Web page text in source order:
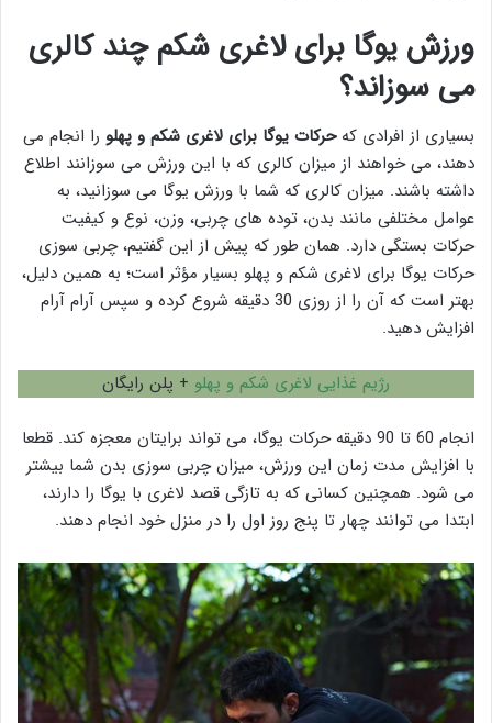
ورزش یوگا برای لاغری شکم چند کالری
می سوزاند؟
بسیاری از افرادی کهحرکات یوگا برای لاغری شکم و پهلو را انجام می
دهند، می خواهند از میزان کالری که با این ورزش می سوزانند اطلاع
داشته باشند. میزان کالری که شما با ورزش یوگا می سوزانید، به
عوامل مختلفی مانند بدن، توده های چربی، وزن، نوع و کیفیت
حرکات بستگی دارد. همان طور که پیش از این گفتیم، چربی سوزی
حرکات یوگا برای لاغری شکم و پهلو بسیار مؤثر است؛ به همین دلیل،
بهتر است که آن را از روزی 30 دقیقه شروع کرده و سپس آرام آرام
افزایش دهید.
رژیم غذایی لاغری شکم و پهلو + پلن رایگان
انجام 60 تا 90 دقیقه حرکات یوگا، می تواند برایتان معجزه کند. قطعا
با افزایش مدت زمان این ورزش، میزان چربی سوزی بدن شما بیشتر
می شود. همچنین کسانی که به تازگی قصد لاغری با یوگا را دارند،
ابتدا می توانند چهار تا پنج روز اول را در منزل خود انجام دهند.